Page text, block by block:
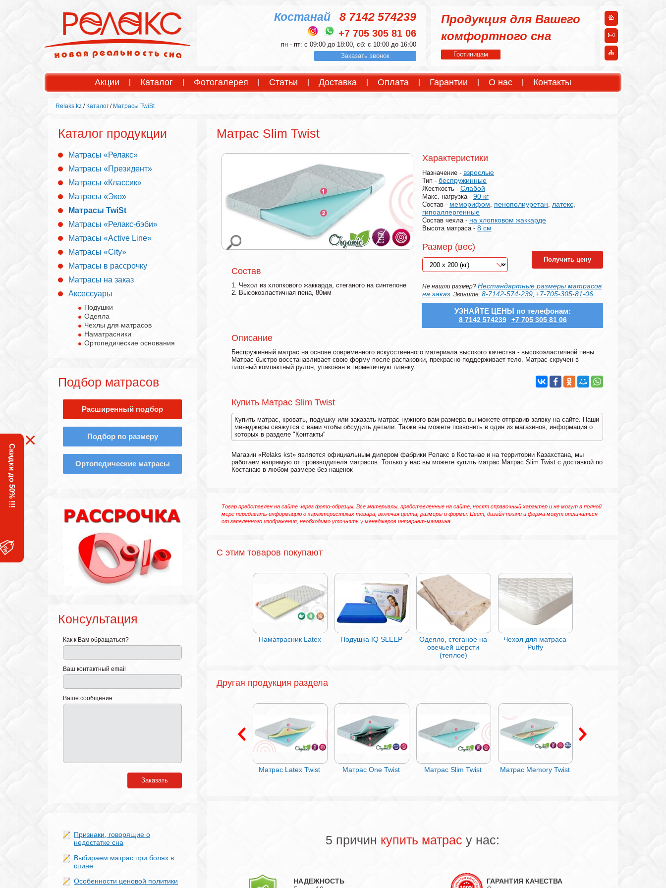
Костанай 8 7142 574239
+7 705 305 81 06
пн - пт: с 09:00 до 18:00, сб: с 10:00 до 16:00
Заказать звонок
Продукция для Вашего
комфортного сна
Гостиницам
Акции Каталог Фотогалерея Статьи Доставка Оплата Гарантии О нас Контакты
Relaks.kz / Каталог / Матрасы TwiSt
Каталог продукции
Матрасы «Релакс»
Матрасы «Президент»
Матрасы «Классик»
Матрасы «Эко»
Матрасы TwiSt
Матрасы «Релакс-бэби»
Матрасы «Active Line»
Матрасы «City»
Матрасы в рассрочку
Матрасы на заказ
Аксессуары
Подушки
Одеяла
Чехлы для матрасов
Наматрасники
Ортопедические основания
Подбор матрасов
Расширенный подбор
Подбор по размеру
Ортопедические матрасы
Консультация
Как к Вам обращаться?
Ваш контактный email
Ваше сообщение
Заказать
Признаки, говорящие о
недостатке сна
Выбираем матрас при болях в
спине
Особенности ценовой политики
Матрас Slim Twist
Состав
1. Чехол из хлопкового жаккарда, стеганого на синтепоне
2. Высокоэластичная пена, 80мм
Характеристики
Назначение - взрослые
Тип - беспружинные
Жесткость - Слабой
Макс. нагрузка - 90 кг
Состав - меморифом, пенополиуретан, латекс,
гипоаллергенные
Состав чехла - на хлопковом жаккарде
Высота матраса - 8 см
Размер (вес)
Получить цену
Не нашли размер? Нестандартные размеры матрасов
на заказ. Звоните: 8-7142-574-239, +7-705-305-81-06
УЗНАЙТЕ ЦЕНЫ по телефонам:
8 7142 574239 +7 705 305 81 06
Описание
Беспружинный матрас на основе современного искусственного материала высокого качества - высокоэластичной пены.
Матрас быстро восстанавливает свою форму после распаковки, прекрасно поддерживает тело. Матрас скручен в
плотный компактный рулон, упакован в герметичную пленку.
Купить Матрас Slim Twist
Купить матрас, кровать, подушку или заказать матрас нужного вам размера вы можете отправив заявку на сайте. Наши
менеджеры свяжутся с вами чтобы обсудить детали. Также вы можете позвонить в один из магазинов, информация о
которых в разделе "Контакты"
Магазин «Relaks kst» является официальным дилером фабрики Релакс в Костанае и на территории Казахстана, мы
работаем напрямую от производителя матрасов. Только у нас вы можете купить матрас Матрас Slim Twist с доставкой по
Костанаю в любом размере без наценок
Товар представлен на сайте через фото-образцы. Все материалы, представленные на сайте, носят справочный характер и не могут в полной
мере передавать информацию о характеристиках товара, включая цвета, размеры и формы. Цвет, дизайн ткани и форма могут отличаться
от заявленного изображения, необходимо уточнять у менеджеров интернет-магазина.
С этим товаров покупают
Наматрасник Latex Подушка IQ SLEEP
Одеяло, стеганое на
овечьей шерсти
(теплое)
Чехол для матраса
Puffy
Другая продукция раздела
Матрас Latex Twist Матрас One Twist Матрас Slim Twist Матрас Memory Twist
5 причин купить матрас у нас:
НАДЕЖНОСТЬ
ГАРАНТИЯ КАЧЕСТВА
Скидки до 50% !!!